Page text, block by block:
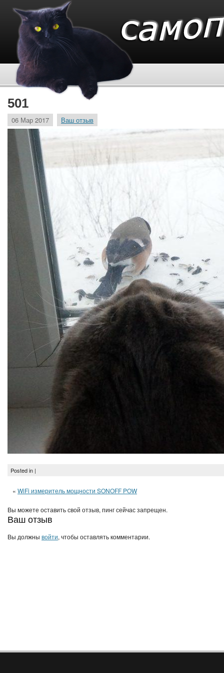
501
06 Мар 2017 Ваш отзыв
Posted in |
« WiFi измеритель мощности SONOFF POW
Вы можете оставить свой отзыв, пинг сейчас запрещен.
Ваш отзыв
Вы должны войти, чтобы оставлять комментарии.